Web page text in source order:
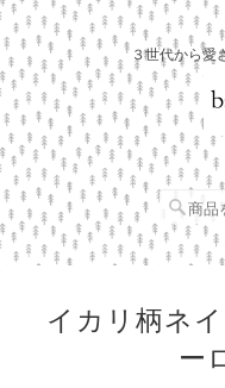
３世代から愛
イカリ柄ネ
ー